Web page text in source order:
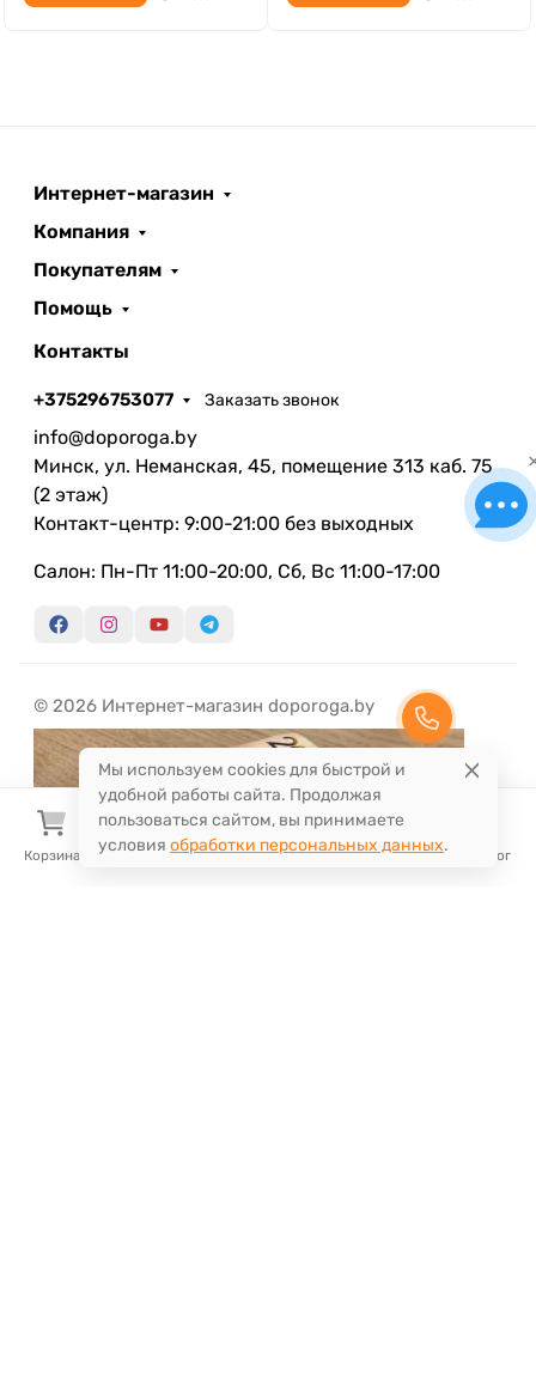
Корзина Избранное Сравнение Поиск Каталог
Интернет-магазин
Компания
Покупателям
Помощь
Контакты
+375296753077 Заказать звонок
info@doporoga.by
Минск, ул. Неманская, 45, помещение 313 каб. 75
(2 этаж)
Контакт-центр: 9:00-21:00 без выходных
Салон: Пн-Пт 11:00-20:00, Сб, Вс 11:00-17:00
© 2026 Интернет-магазин doporoga.by
Мы используем cookies для быстрой и
удобной работы сайта. Продолжая
пользоваться сайтом, вы принимаете
условия обработки персональных данных.